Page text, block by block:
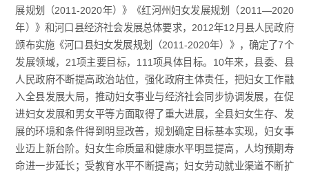
展规划（2011-2020年）》《红河州妇女发展规划（2011—2020
年）》和河口县经济社会发展总体要求，2012年12月县人民政府
颁布实施《河口县妇女发展规划（2011-2020年）》，确定了7个
发展领域，21项主要目标，111项具体目标。10年来，县委、县
人民政府不断提高政治站位，强化政府主体责任，把妇女工作融
入全县发展大局，推动妇女事业与经济社会同步协调发展，在促
进妇女发展和男女平等方面取得了重大进展，全县妇女生存、发
展的环境和条件得到明显改善，规划确定目标基本实现，妇女事
业迈上新台阶。妇女生命质量和健康水平明显提高，人均预期寿
命进一步延长；受教育水平不断提高；妇女劳动就业渠道不断扩